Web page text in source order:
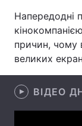
Послуги
Напередодні
причин, чому
великих
ВІДЕО